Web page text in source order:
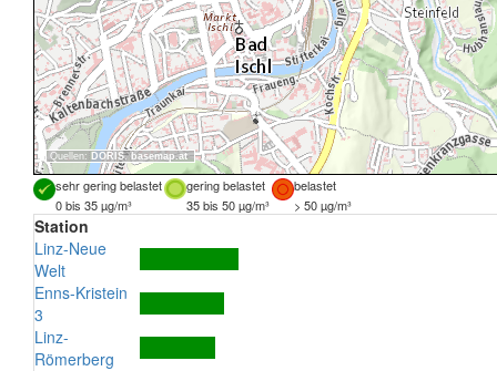
Quellen: DORIS, basemap.at
sehr gering belastet gering belastet
belastet
0 bis 35 µg/m³
35 bis 50 µg/m³ > 50 µg/m³
Station
Linz-Neue
Welt
Enns-Kristein
3
Linz-
Römerberg